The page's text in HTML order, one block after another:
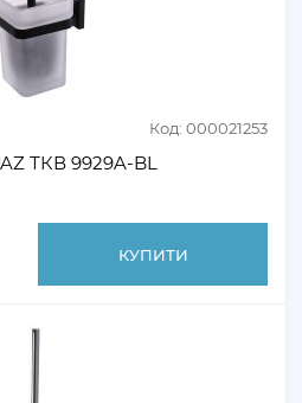
Код: 000021253
ТКВ 9929A-BL
КУПИТИ